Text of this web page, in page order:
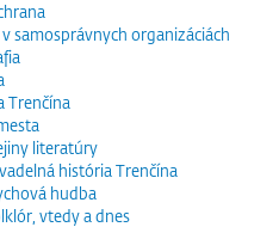
samosprávnych organizáciách
Trenčína
literatúry
história Trenčína
hudba
vtedy a dnes